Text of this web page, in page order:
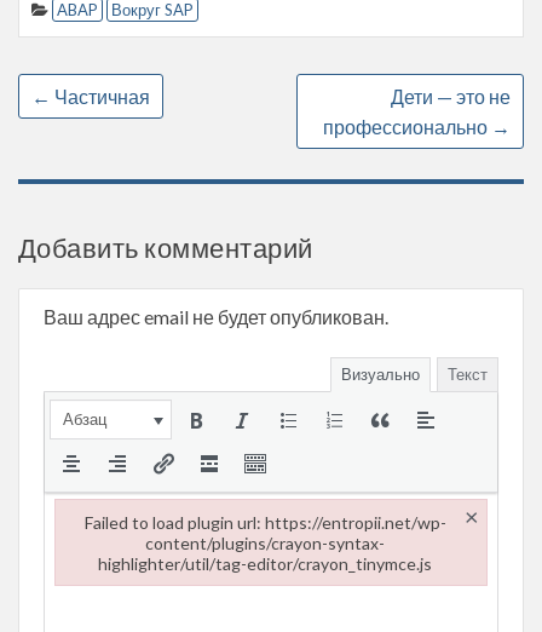
ABAP Вокруг SAP
← Частичная
Дети — это не
профессионально →
Добавить комментарий
Ваш адрес email не будет опубликован.
Визуально Текст
Абзац
Failed to load plugin url: https://entropii.net/wp-
content/plugins/crayon-syntax-
highlighter/util/tag-editor/crayon_tinymce.js
×
Failed to load plugin url: https://entropii.net/wp-content/